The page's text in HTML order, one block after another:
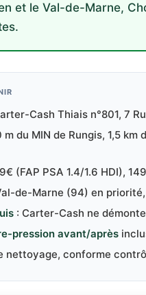
et le Val-de-Marne,
Cash Thiais n°801, 7
m du MIN de Rungis, 1,5
(FAP PSA 1.4/1.6 HDI),
de-Marne (94) en
: Carter-Cash ne
pression avant/après
nettoyage, conforme